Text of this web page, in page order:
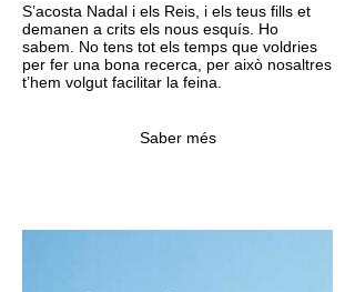
S’acosta Nadal i els Reis, i els teus fills et
demanen a crits els nous esquís. Ho
sabem. No tens tot els temps que voldries
per fer una bona recerca, per això nosaltres
t’hem volgut facilitar la feina.
Saber més